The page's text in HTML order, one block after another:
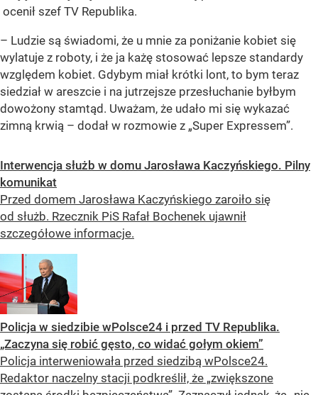
ocenił szef TV Republika.
– Ludzie są świadomi, że u mnie za poniżanie kobiet się
wylatuje z roboty, i że ja każę stosować lepsze standardy
względem kobiet. Gdybym miał krótki lont, to bym teraz
siedział w areszcie i na jutrzejsze przesłuchanie byłbym
dowożony stamtąd. Uważam, że udało mi się wykazać
zimną krwią – dodał w rozmowie z „Super Expressem”.
Interwencja służb w domu Jarosława Kaczyńskiego. Pilny
komunikat
Przed domem Jarosława Kaczyńskiego zaroiło się
od służb. Rzecznik PiS Rafał Bochenek ujawnił
szczegółowe informacje.
Policja w siedzibie wPolsce24 i przed TV Republika.
„Zaczyna się robić gęsto, co widać gołym okiem”
Policja interweniowała przed siedzibą wPolsce24.
Redaktor naczelny stacji podkreślił, że „zwiększone